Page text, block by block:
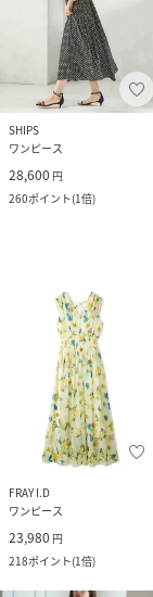
SHIPS
ワンピース
28,600 円
260ポイント(1倍)
FRAY I.D
ワンピース
23,980 円
218ポイント(1倍)